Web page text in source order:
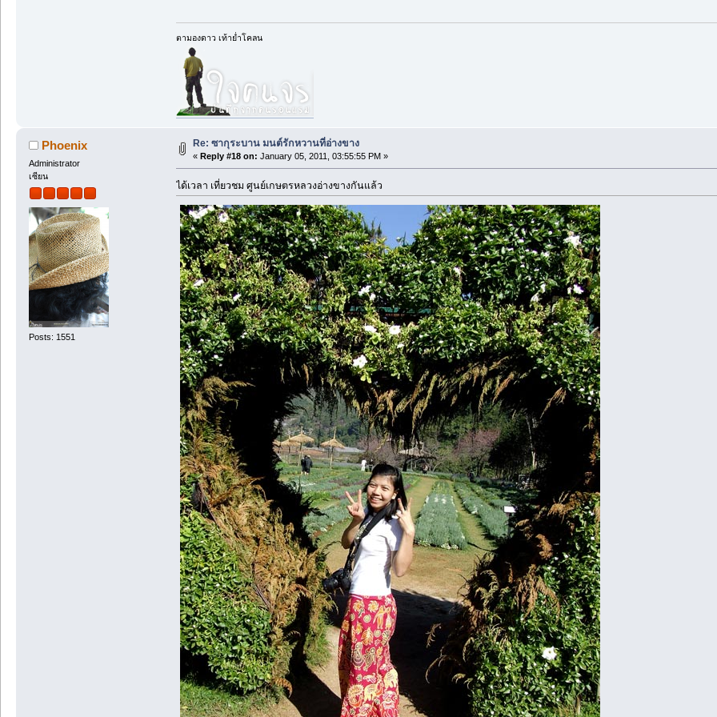
ตามองดาว เท้าย่ำโคลน
Phoenix
Administrator
เซียน
Posts: 1551
Re: ซากุระบาน มนต์รักหวานที่อ่างขาง
« Reply #18 on: January 05, 2011, 03:55:55 PM »
ได้เวลา เที่ยวชม ศูนย์เกษตรหลวงอ่างขางกันแล้ว